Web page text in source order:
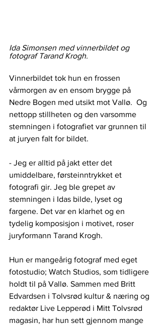
Ida Simonsen med vinnerbildet og
fotograf Tarand Krogh.
Vinnerbildet tok hun en frossen
vårmorgen av en ensom brygge på
Nedre Bogen med utsikt mot Vallø.  Og
nettopp stillheten og den varsomme
stemningen i fotografiet var grunnen til
at juryen falt for bildet.
- Jeg er alltid på jakt etter det
umiddelbare, førsteinntrykket et
fotografi gir. Jeg ble grepet av
stemningen i Idas bilde, lyset og
fargene. Det var en klarhet og en
tydelig komposisjon i motivet, roser
juryformann Tarand Krogh.
Hun er mangeårig fotograf med eget
fotostudio; Watch Studios, som tidligere
holdt til på Vallø. Sammen med Britt
Edvardsen i Tolvsrød kultur & næring og
redaktør Live Lepperød i Mitt Tolvsrød
magasin, har hun sett gjennom mange